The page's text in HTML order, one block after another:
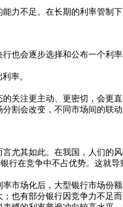
不足。在长期的利率管制
会逐步选择和公布一个利
率。
注更主动、更密切，会更直
会改变，不同市场间的联
其如此。在我国，人们的
行在竞争中不占优势。这就
场化后，大型银行市场份
也有部分银行因竞争力不足而